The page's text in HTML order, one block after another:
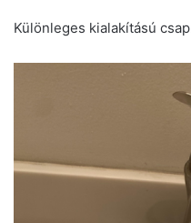
Különleges kialakítású